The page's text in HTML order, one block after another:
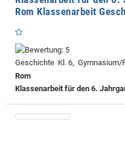
Rom Klassenarbeit
Geschichte Kl. 6, Gymnasium/
Rom
Klassenarbeit für den 6.